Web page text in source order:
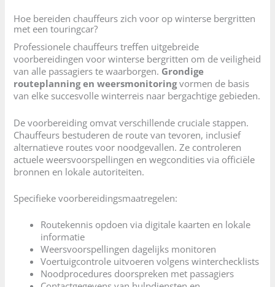
Hoe bereiden chauffeurs zich voor op winterse bergritten
met een touringcar?
Professionele chauffeurs treffen uitgebreide
voorbereidingen voor winterse bergritten om de veiligheid
van alle passagiers te waarborgen. Grondige
routeplanning en weersmonitoringvormen de basis
van elke succesvolle winterreis naar bergachtige gebieden.
De voorbereiding omvat verschillende cruciale stappen.
Chauffeurs bestuderen de route van tevoren, inclusief
alternatieve routes voor noodgevallen. Ze controleren
actuele weersvoorspellingen en wegcondities via officiële
bronnen en lokale autoriteiten.
Specifieke voorbereidingsmaatregelen:
Routekennis opdoen via digitale kaarten en lokale
informatie
Weersvoorspellingen dagelijks monitoren
Voertuigcontrole uitvoeren volgens winterchecklists
Noodprocedures doorspreken met passagiers